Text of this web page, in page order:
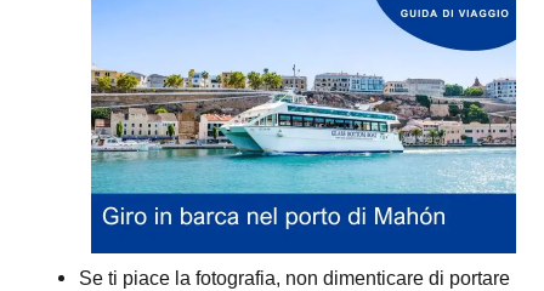
Se ti piace la fotografia, non dimenticare di portare